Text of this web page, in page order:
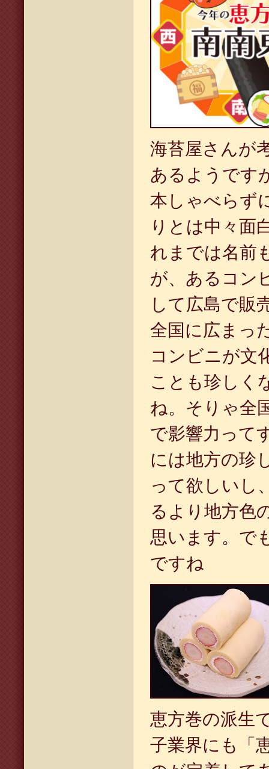
海苔屋さんが
あるようです
本しゃべらず
りとは中々面
れまでは名前
が、あるコン
して広島で販
全国に広まっ
コンビニが文
ことも珍しく
ね。そりゃ全
で影響力って
には地方の珍
って欲しいし
るより地方色
思います。で
ですね
恵方巻の派生
子業界にも「